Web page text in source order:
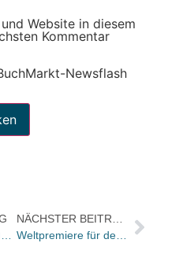
Website in diesem
Kommentar
Newsflash